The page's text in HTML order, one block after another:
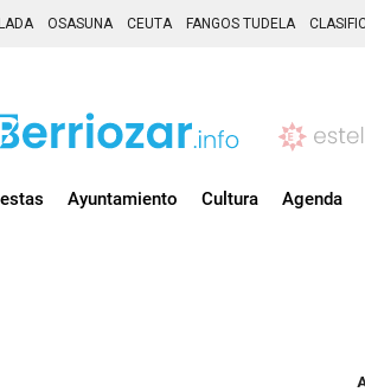
OSASUNA CEUTA FANGOS TUDELA
Ayuntamiento Cultura Agenda